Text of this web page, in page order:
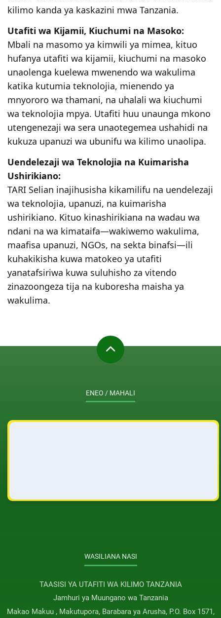
kilimo kanda ya kaskazini mwa Tanzania.
Utafiti wa Kijamii, Kiuchumi na Masoko:
Mbali na masomo ya kimwili ya mimea, kituo
hufanya utafiti wa kijamii, kiuchumi na masoko
unaolenga kuelewa mwenendo wa wakulima
katika kutumia teknolojia, mienendo ya
mnyororo wa thamani, na uhalali wa kiuchumi
wa teknolojia mpya. Utafiti huu unaunga mkono
utengenezaji wa sera unaotegemea ushahidi na
kukuza upanuzi wa ubunifu wa kilimo unaolipa.
Uendelezaji wa Teknolojia na Kuimarisha
Ushirikiano:
TARI Selian inajihusisha kikamilifu na uendelezaji
wa teknolojia, upanuzi, na kuimarisha
ushirikiano. Kituo kinashirikiana na wadau wa
ndani na wa kimataifa—wakiwemo wakulima,
maafisa upanuzi, NGOs, na sekta binafsi—ili
kuhakikisha kuwa matokeo ya utafiti
yanatafsiriwa kuwa suluhisho za vitendo
zinazoongeza tija na kuboresha maisha ya
wakulima.
ENEO / MAHALI
WASILIANA NASI
TAASISI YA UTAFITI WA KILIMO TANZANIA
Jamhuri ya Muungano wa Tanzania
Makao Makuu , Makutupora, Barabara ya Arusha, P.O. Box 1571,